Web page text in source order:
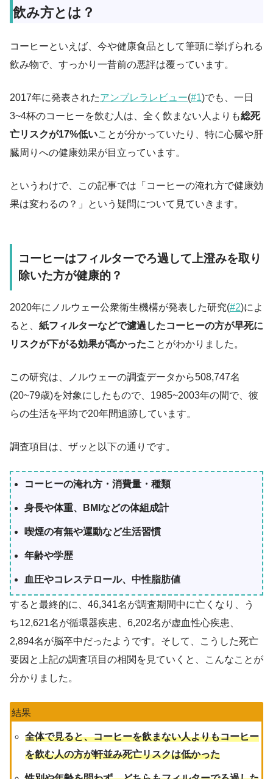
飲み方とは？
コーヒーといえば、今や健康食品として筆頭に挙げられる
飲み物で、すっかり一昔前の悪評は覆っています。
2017年に発表されたアンブレラレビュー(#1)でも、一日
3~4杯のコーヒーを飲む人は、全く飲まない人よりも総死
亡リスクが17%低いことが分かっていたり、特に心臓や肝
臓周りへの健康効果が目立っています。
というわけで、この記事では「コーヒーの淹れ方で健康効
果は変わるの？」という疑問について見ていきます。
コーヒーはフィルターでろ過して上澄みを取り
除いた方が健康的？
2020年にノルウェー公衆衛生機構が発表した研究(#2)によ
ると、 紙フィルターなどで濾過したコーヒーの方が早死に
リスクが下がる効果が高かったことがわかりました。
この研究は、ノルウェーの調査データから508,747名
(20~79歳)を対象にしたもので、1985~2003年の間で、彼
らの生活を平均で20年間追跡しています。
調査項目は、ザッと以下の通りです。
コーヒーの淹れ方・消費量・種類
身長や体重、BMIなどの体組成計
喫煙の有無や運動など生活習慣
年齢や学歴
血圧やコレステロール、中性脂肪値
すると最終的に、46,341名が調査期間中に亡くなり、う
ち12,621名が循環器疾患、6,202名が虚血性心疾患、
2,894名が脳卒中だったようです。そして、こうした死亡
要因と上記の調査項目の相関を見ていくと、こんなことが
分かりました。
結果
全体で見ると、コーヒーを飲まない人よりもコーヒー
を飲む人の方が軒並み死亡リスクは低かった